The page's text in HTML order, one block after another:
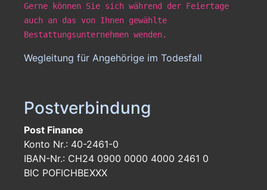
Gerne können Sie sich während der Feiertage
auch an das von Ihnen gewählte
Bestattungsunternehmen wenden.
Wegleitung für Angehörige im Todesfall
Postverbindung
Post Finance
Konto Nr.: 40-2461-0
IBAN-Nr.: CH24 0900 0000 4000 2461 0
BIC POFICHBEXXX